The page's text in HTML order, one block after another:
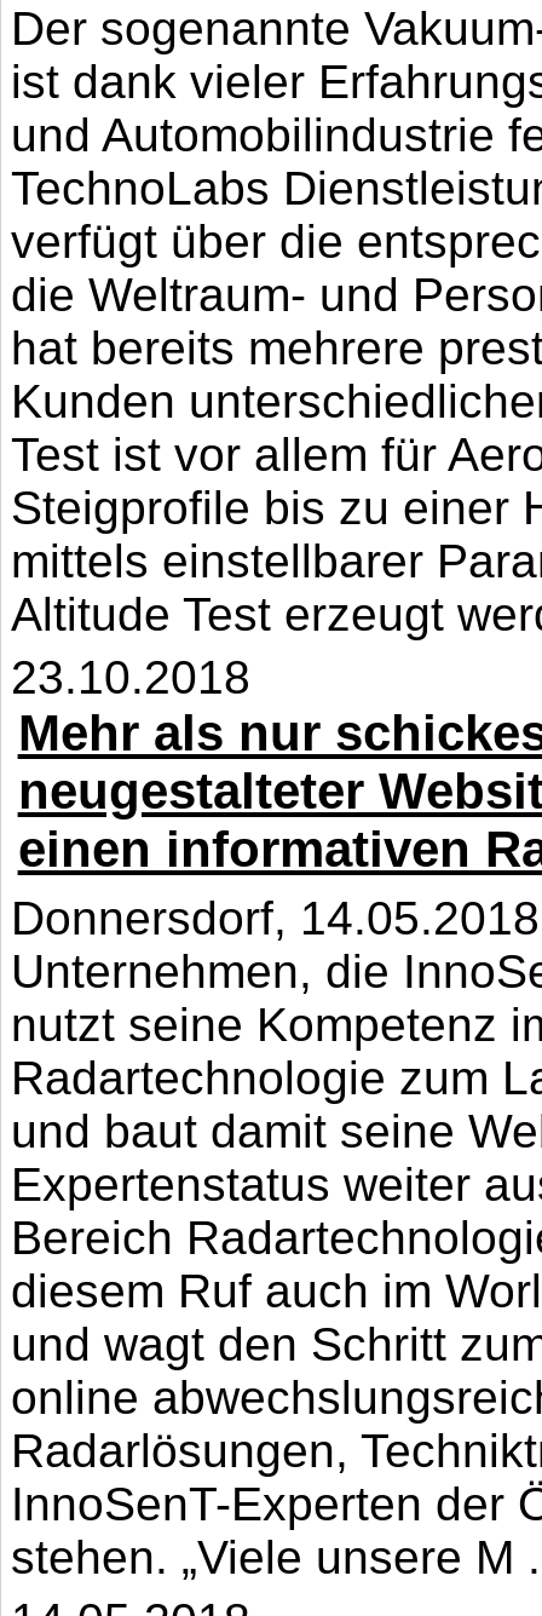
Der sogenannte
ist dank vieler
und Automobilindustrie
TechnoLabs
verfügt über die
die Weltraum- und
hat bereits mehrere
Kunden
Test ist vor allem für
Steigprofile bis zu einer
mittels einstellbarer
Altitude Test erzeugt
23.10.2018
Mehr als nur
neugestalteter
einen informativen
Donnersdorf,
Unternehmen, die
nutzt seine Kompetenz
Radartechnologie zum
und baut damit seine
Expertenstatus weiter
Bereich
diesem Ruf auch im
und wagt den Schritt
online
Radarlösungen,
InnoSenT-Experten der
stehen. „Viele unsere M